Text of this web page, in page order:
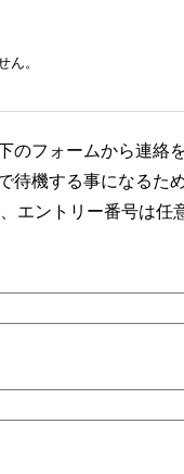
ん。
フォームから連絡
機する事になるた
エントリー番号は任